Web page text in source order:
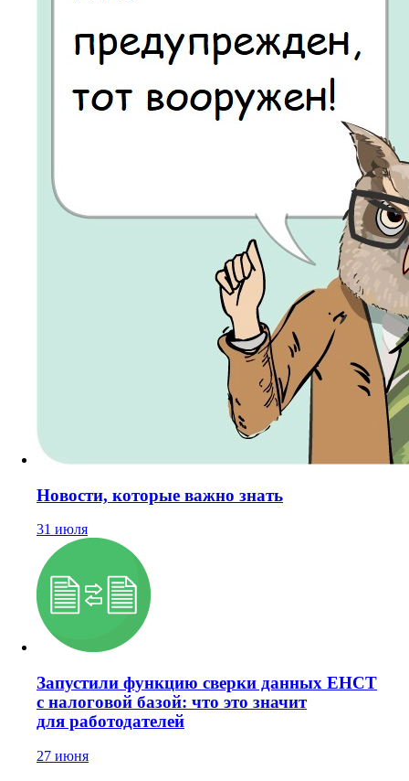
Новости, которые важно знать
31 июля
Запустили функцию сверки данных ЕНСТ
с налоговой базой: что это значит
для работодателей
27 июня